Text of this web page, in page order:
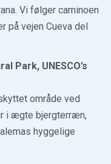
Vi følger caminoen
på vejen Cueva del
Park, UNESCO’s
område ved
i ægte bjergterræn,
hyggelige